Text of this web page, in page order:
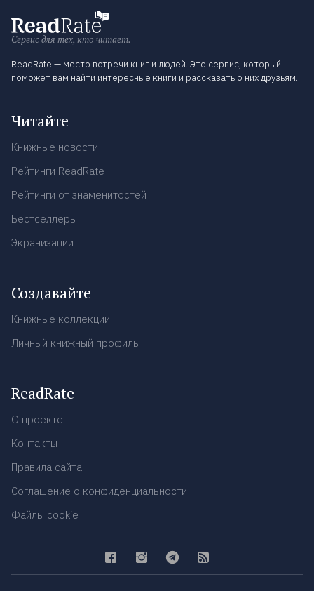
Сервис для тех, кто читает.
ReadRate — место встречи книг и людей. Это сервис, который
поможет вам найти интересные книги и рассказать о них друзьям.
Читайте
Книжные новости
Рейтинги ReadRate
Рейтинги от знаменитостей
Бестселлеры
Экранизации
Создавайте
Книжные коллекции
Личный книжный профиль
ReadRate
О проекте
Контакты
Правила сайта
Соглашение о конфиденциальности
Файлы cookie